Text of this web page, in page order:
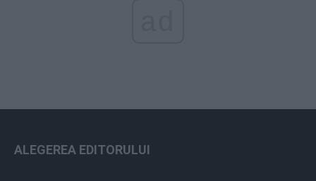
ALEGEREA EDITORULUI